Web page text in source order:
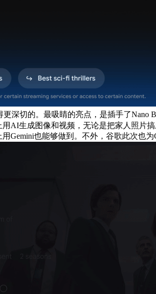
深切的。最吸睛的亮点，是插手了Nano
AI生成图像和视频，无论是把家人照片
Gemini也能够做到。不外，谷歌此次也